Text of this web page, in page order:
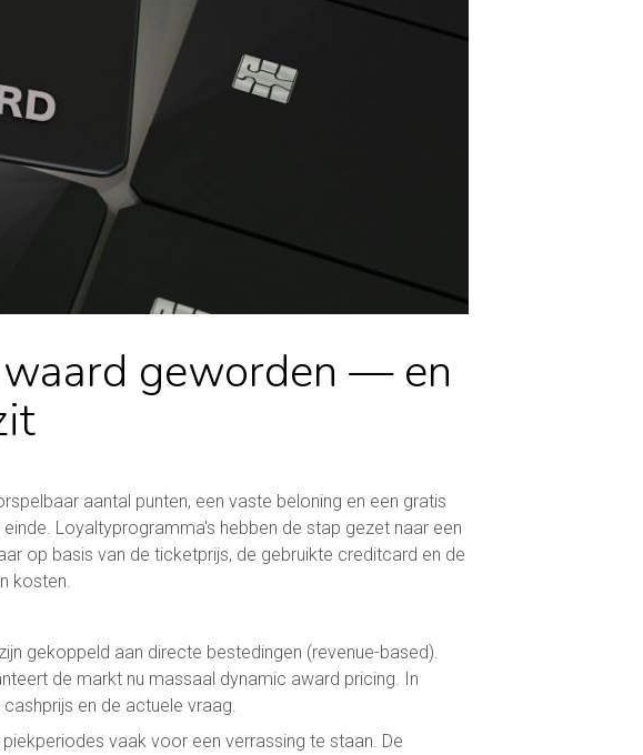
geworden — en
aantal punten, een vaste beloning en een gratis
Loyaltyprogramma's hebben de stap gezet naar een
op basis van de ticketprijs, de gebruikte creditcard en de
kosten.
gekoppeld aan directe bestedingen (revenue-based).
de markt nu massaal dynamic award pricing. In
en de actuele vraag.
vaak voor een verrassing te staan. De